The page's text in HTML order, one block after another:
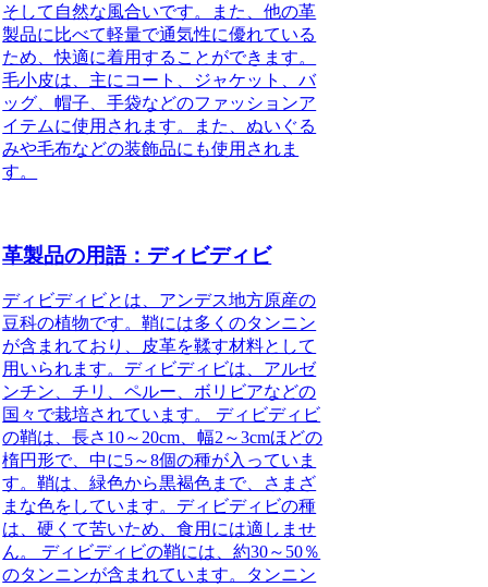
そして自然な風合いです。また、他の革
製品に比べて軽量で通気性に優れている
ため、快適に着用することができます。
毛小皮は、主にコート、ジャケット、バ
ッグ、帽子、手袋などのファッションア
イテムに使用されます。また、ぬいぐる
みや毛布などの装飾品にも使用されま
す。
革製品の用語：ディビディビ
ディビディビとは、アンデス地方原産の
豆科の植物です。鞘には多くのタンニン
が含まれており、皮革を鞣す材料として
用いられます。ディビディビは、アルゼ
ンチン、チリ、ペルー、ボリビアなどの
国々で栽培されています。 ディビディビ
の鞘は、長さ10～20cm、幅2～3cmほどの
楕円形で、中に5～8個の種が入っていま
す。鞘は、緑色から黒褐色まで、さまざ
まな色をしています。ディビディビの種
は、硬くて苦いため、食用には適しませ
ん。 ディビディビの鞘には、約30～50％
のタンニンが含まれています。タンニン